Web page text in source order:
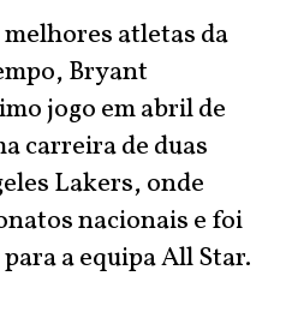
atletas da
Bryant
jogo em abril de
carreira de duas
Lakers, onde
nacionais e foi
a equipa All Star.